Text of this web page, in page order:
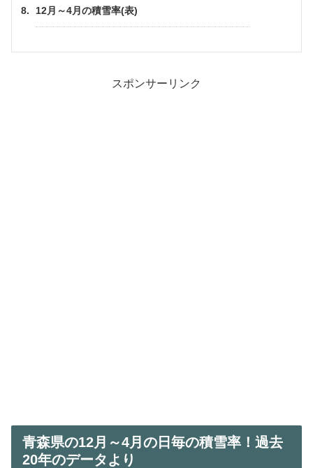
12月～4月の積雪率(表)
スポンサーリンク
青森県の12月～4月の日毎の積雪率！過去
20年のデータより